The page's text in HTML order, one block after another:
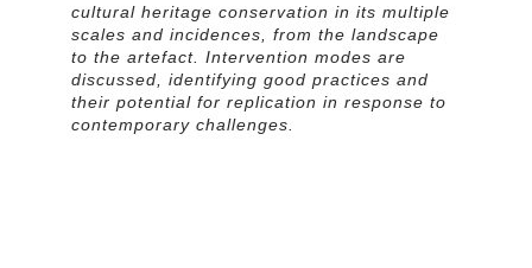
cultural heritage conservation in its multiple
scales and incidences, from the landscape
to the artefact. Intervention modes are
discussed, identifying good practices and
their potential for replication in response to
contemporary challenges.